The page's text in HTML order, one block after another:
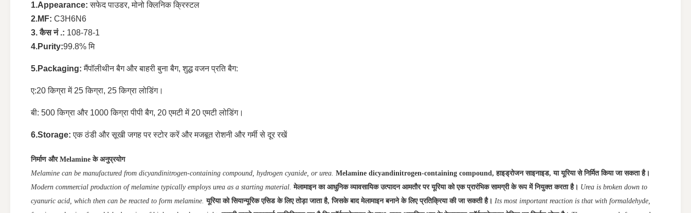
1.Appearance:सफेद पाउडर, मोनो क्लिनिक क्रिस्टल
2.MF: C3H6N6
3. कैस नं .: 108-78-1
4.Purity:99.8% मि
5.Packaging: मैंपॉलीथीन बैग और बाहरी बुना बैग, शुद्ध वजन प्रति बैग:
ए:20 किग्रा में 25 किग्रा, 25 किग्रा लोडिंग।
बी: 500 किग्रा और 1000 किग्रा पीपी बैग, 20 एमटी में 20 एमटी लोडिंग।
6.Storage:एक ठंडी और सूखी जगह पर स्टोर करें और मजबूत रोशनी और गर्मी से दूर रखें
निर्माण और Melamine के अनुप्रयोग
Melamine can be manufactured from dicyandinitrogen-containing compound, hydrogen cyanide, or urea. Melamine dicyandinitrogen-containing compound, हाइड्रोजन साइनाइड, या यूरिया से निर्मित किया जा सकता है।
Modern commercial production of melamine typically employs urea as a starting material. मेलामाइन का आधुनिक व्यावसायिक उत्पादन आमतौर पर यूरिया को एक प्रारंभिक सामग्री के रूप में नियुक्त करता है। Urea is broken down to
cyanuric acid, which then can be reacted to form melamine. यूरिया को सियान्यूरिक एसिड के लिए तोड़ा जाता है, जिसके बाद मेलामाइन बनाने के लिए प्रतिक्रिया की जा सकती है। Its most important reaction is that with formaldehyde,